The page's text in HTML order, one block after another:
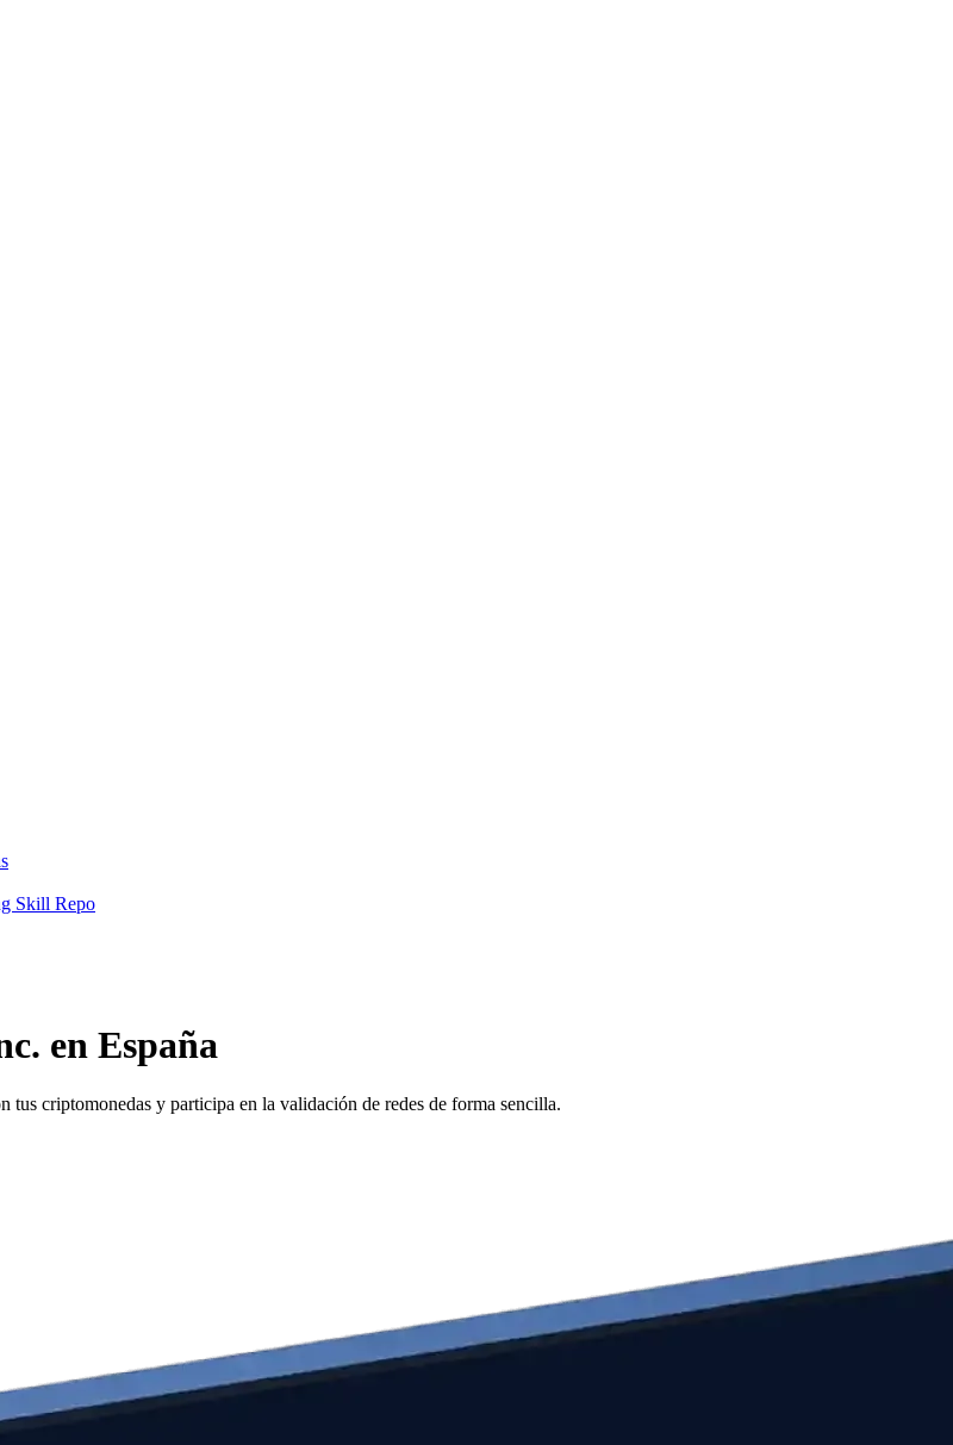
Skill Repo
en España
criptomonedas y participa en la validación de redes de forma sencilla.